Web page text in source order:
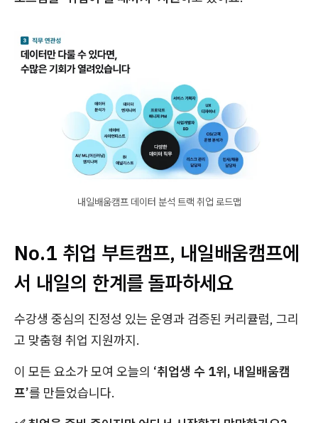
내일배움캠프 데이터 분석 트랙 취업 로드맵
No.1 취업 부트캠프, 내일배움캠프에
서 내일의 한계를 돌파하세요
수강생 중심의 진정성 있는 운영과 검증된 커리큘럼, 그리
고 맞춤형 취업 지원까지.
이 모든 요소가 모여 오늘의 ‘취업생 수 1위, 내일배움캠
프’를 만들었습니다.